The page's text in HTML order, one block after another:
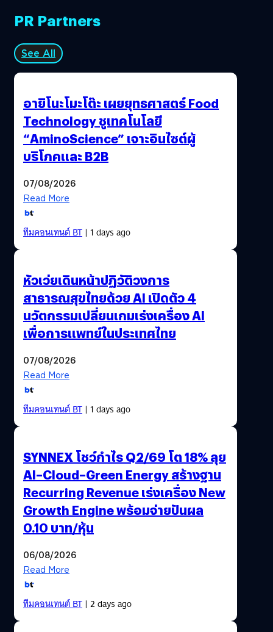
PR Partners
See All
อายิโนะโมะโต๊ะ เผยยุทธศาสตร์ Food
Technology ชูเทคโนโลยี
“AminoScience” เจาะอินไซต์ผู้
บริโภคและ B2B
07/08/2026
Read More
ทีมคอนเทนต์ BT| 1 days ago
หัวเว่ยเดินหน้าปฏิวัติวงการ
สาธารณสุขไทยด้วย AI เปิดตัว 4
นวัตกรรมเปลี่ยนเกมเร่งเครื่อง AI
เพื่อการแพทย์ในประเทศไทย
07/08/2026
Read More
ทีมคอนเทนต์ BT| 1 days ago
SYNNEX โชว์กำไร Q2/69 โต 18% ลุย
AI–Cloud–Green Energy สร้างฐาน
Recurring Revenue เร่งเครื่อง New
Growth Engine พร้อมจ่ายปันผล
0.10 บาท/หุ้น
06/08/2026
Read More
ทีมคอนเทนต์ BT| 2 days ago